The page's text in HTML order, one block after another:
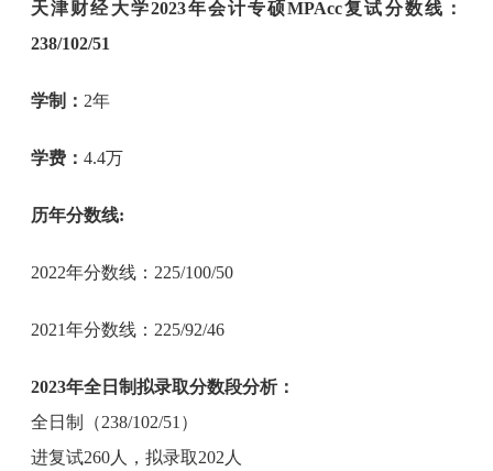
天津财经大学2023年会计专硕MPAcc复试分数线：
238/102/51
学制： 2年
学费：4.4万
历年分数线:
2022年分数线：225/100/50
2021年分数线：225/92/46
2023年全日制拟录取分数段分析：
全日制（238/102/51）
进复试260人，拟录取202人